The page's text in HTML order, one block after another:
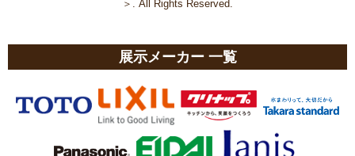
＞. All Rights Reserved.
展示メーカー 一覧